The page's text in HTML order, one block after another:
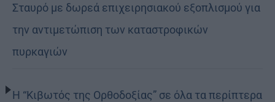
Σταυρό με δωρεά επιχειρησιακού εξοπλισμού για
την αντιμετώπιση των καταστροφικών
πυρκαγιών
Η “Κιβωτός της Ορθοδοξίας” σε όλα τα περίπτερα